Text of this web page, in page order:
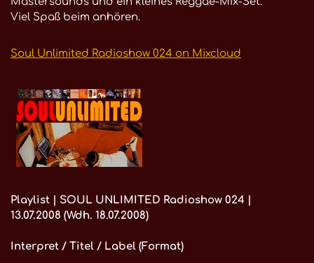
Viel Spaß beim anhören.
Soul Unlimited Radioshow 024 on Mixcloud
Playlist | SOUL UNLIMITED Radioshow 024 |
13.07.2008 (Wdh. 18.07.2008)
Interpret / Titel / Label (Format)